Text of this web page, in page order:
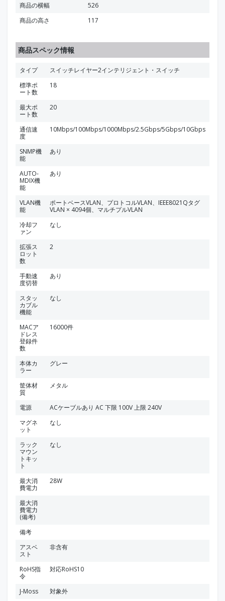
商品の横幅
526
商品の高さ
117
商品スペック情報
タイプ
スイッチレイヤー2インテリジェント・スイッチ
標準ポ
ート数
18
最大ポ
ート数
20
通信速
度
10Mbps/100Mbps/1000Mbps/2.5Gbps/5Gbps/10Gbps
SNMP機
能
あり
AUTO-
MDIX機
能
あり
VLAN機
能
ポートベースVLAN、プロトコルVLAN、IEEE8021Qタグ
VLAN × 4094個、マルチプルVLAN
冷却フ
ァン
なし
拡張ス
ロット
数
2
手動速
度切替
あり
スタッ
カブル
機能
なし
MACア
ドレス
登録件
数
16000件
本体カ
ラー
グレー
筐体材
質
メタル
電源
ACケーブルあり AC 下限 100V 上限 240V
マグネ
ット
なし
ラック
マウン
トキッ
ト
なし
最大消
費電力
28W
最大消
費電力
(備考)
備考
アスベ
スト
非含有
RoHS指
令
対応RoHS10
J-Moss
対象外